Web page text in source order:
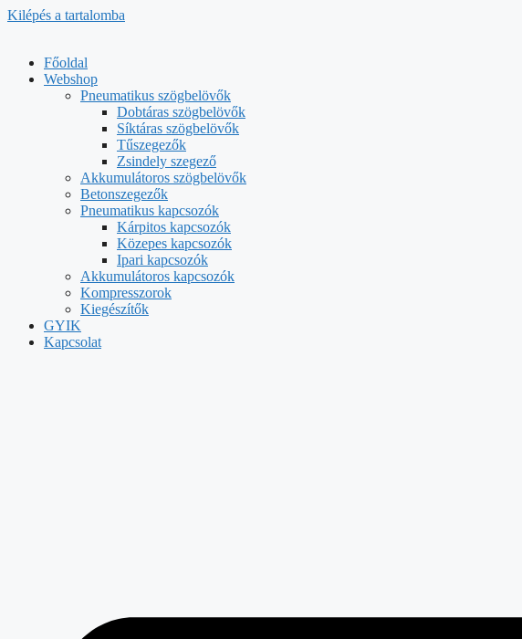
Kilépés a tartalomba
Főoldal
Webshop
Pneumatikus szögbelövők
Dobtáras szögbelövők
Síktáras szögbelövők
Tűszegezők
Zsindely szegező
Akkumulátoros szögbelövők
Betonszegezők
Pneumatikus kapcsozók
Kárpitos kapcsozók
Közepes kapcsozók
Ipari kapcsozók
Akkumulátoros kapcsozók
Kompresszorok
Kiegészítők
GYIK
Kapcsolat